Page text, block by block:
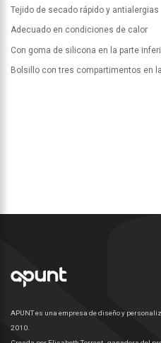
Tejido de secado rápido y antialergias
Adecuado en condiciones de calor
Con goma de silicona en la parte
Bolsillo con tres compartimentos en
APUNT es una empresa de diseño y
2010.